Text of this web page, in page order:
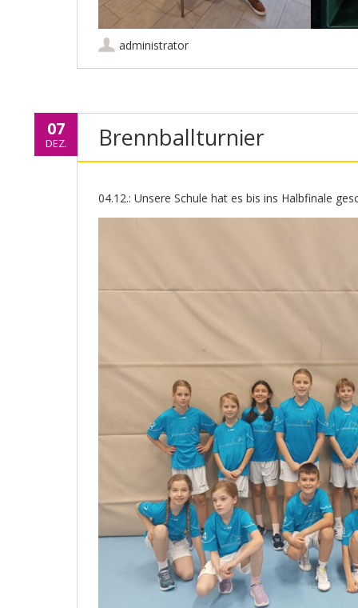
administrator
07
DEZ. Brennballturnier
04.12.: Unsere Schule hat es bis ins Halbfinale